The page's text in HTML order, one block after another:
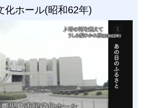
化ホール(昭和62年)